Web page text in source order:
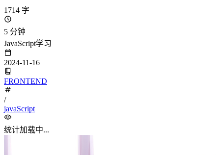
关于js#
JavaScript 是一种动态的、弱类型的解释型语言，最初设计用
于浏览器端的交互。
特点
轻量级